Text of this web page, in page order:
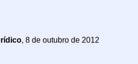
, 8 de outubro de 2012